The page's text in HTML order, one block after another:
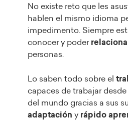
No existe reto que les
hablen el mismo idioma
impedimento. Siempre
conocer y poder
personas.
Lo saben todo sobre el
capaces de trabajar
del mundo gracias a sus
adaptación y rápido